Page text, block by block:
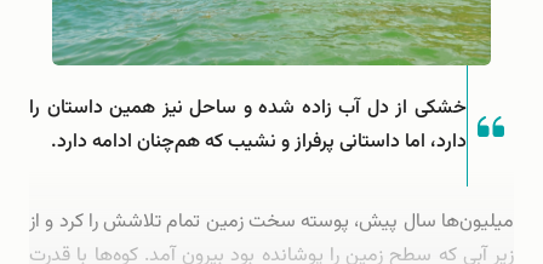
خشکی از دل آب زاده شده و ساحل نیز همین داستان را
دارد، اما داستانی پرفراز و نشیب که هم‌چنان ادامه دارد.
میلیون‌ها سال پیش، پوسته سخت زمین تمام تلاشش را کرد و از
زیر آبی که سطح زمین را پوشانده بود بیرون آمد. کوه‌ها با قدرت